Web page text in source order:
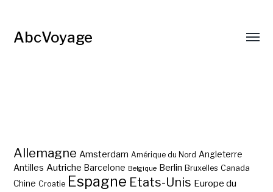
AbcVoyage
Allemagne Amsterdam Amérique du Nord Angleterre
Antilles Autriche Barcelone Belgique Berlin Bruxelles Canada
Chine Croatie Espagne Etats-Unis Europe du